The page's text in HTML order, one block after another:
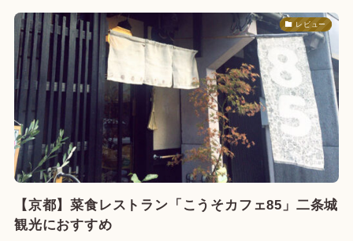
レビュー
【京都】菜食レストラン「こうそカフェ85」二条城
観光におすすめ